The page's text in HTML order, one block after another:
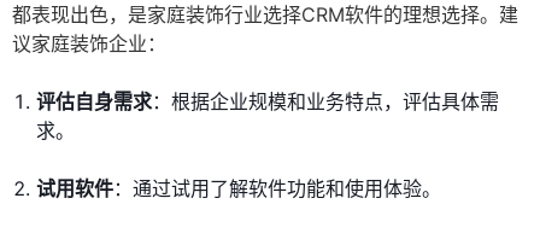
都表现出色，是家庭装饰行业选择CRM软件的理想选择。建
议家庭装饰企业：
评估自身需求：根据企业规模和业务特点，评估具体需
求。
试用软件：通过试用了解软件功能和使用体验。